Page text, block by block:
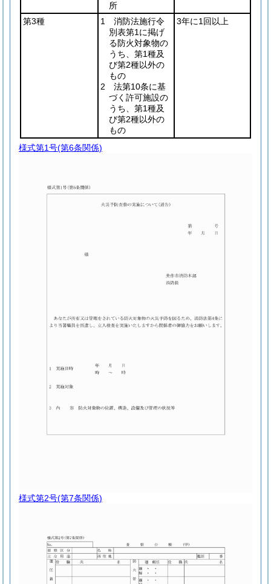
所
第3種
1 消防法施行令
別表第1に掲げ
る防火対象物の
うち、第1種及
び第2種以外の
もの
2 法第10条に基
づく許可施設の
うち、第1種及
び第2種以外の
もの
3年に1回以上
様式第1号(第6条関係)
様式第2号(第7条関係)